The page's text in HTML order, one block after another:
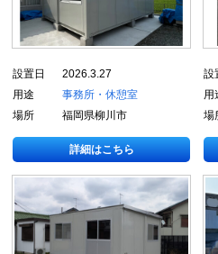
設置日
2026.3.27
用途
事務所・休憩室
場所
福岡県柳川市
詳細はこちら
設
用
場